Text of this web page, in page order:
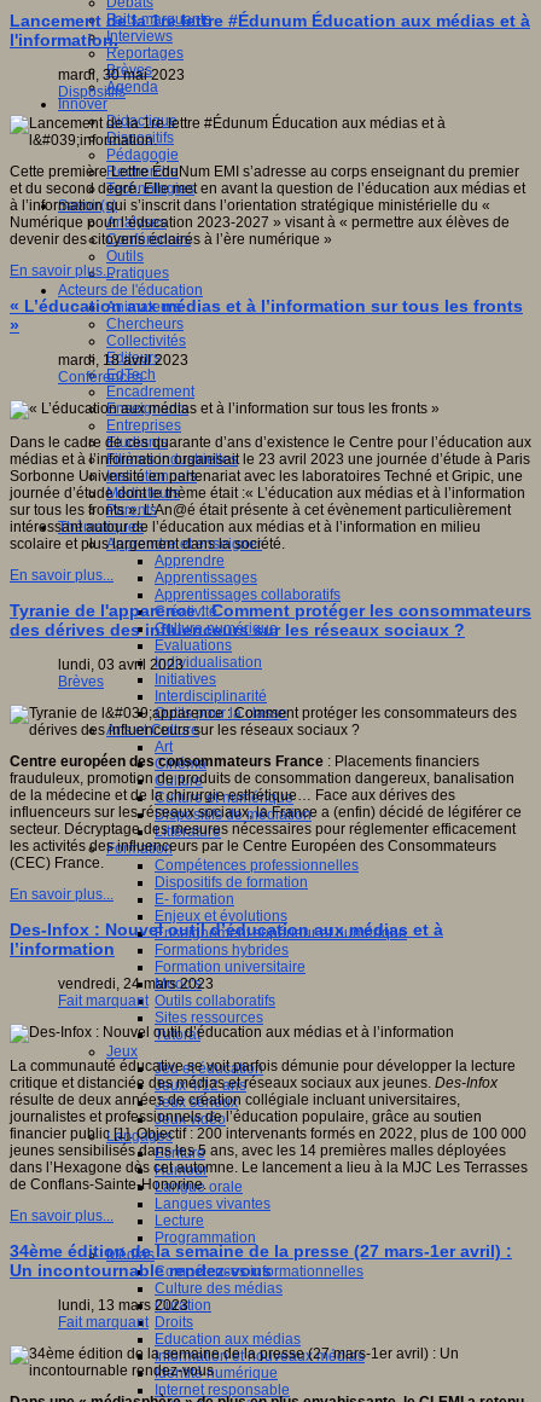
Faits marquants
Interviews
Reportages
Brèves
Agenda
Innover
Didactique
Dispositifs
Pédagogie
Recherche
Technologies
Savoir(s)
Analyses
Conférences
Outils
Pratiques
Acteurs de l'éducation
Animateurs
Chercheurs
Collectivités
Editeurs
EdTech
Encadrement
Enseignants
Entreprises
Etudiants
Filières industrielles
Institutionnels
Médiateurs
Parents
Thématiques
Apprendre et enseigner
Apprendre
Apprentissages
Apprentissages collaboratifs
Créativité
Culture numérique
Evaluations
Individualisation
Initiatives
Interdisciplinarité
Outils pour la classe
Arts et Culture
Art
Cinéma
Culture
Culture et numérique
Dispositifs de médiation
Littérature
Formation
Compétences professionnelles
Dispositifs de formation
E- formation
Enjeux et évolutions
Enseignement supérieur et numérique
Formations hybrides
Formation universitaire
Mooc’s
Outils collaboratifs
Sites ressources
Tutorat
Jeux
Jeu et éducation
Jeux 4/12 ans
Jeux sérieux
Jeux vidéo
Langages
Ecriture
Humour
Langue orale
Langues vivantes
Lecture
Programmation
Médias
Compétences informationnelles
Culture des médias
Curation
Droits
Education aux médias
Information et nouveaux médias
Identité numérique
Internet responsable
Lancement de la 1re lettre #Édunum Éducation aux médias et à
l'information.
mardi, 30 mai 2023
Dispositifs
Cette première Lettre ÉduNum EMI s’adresse au corps enseignant du premier
et du second degré. Elle met en avant la question de l’éducation aux médias et
à l’information qui s’inscrit dans l’orientation stratégique ministérielle du «
Numérique pour l’éducation 2023-2027 » visant à « permettre aux élèves de
devenir des citoyens éclairés à l’ère numérique »
En savoir plus...
« L’éducation aux médias et à l’information sur tous les fronts
»
mardi, 18 avril 2023
Conférences
Dans le cadre de ces quarante d’ans d’existence le Centre pour l’éducation aux
médias et à l’information organisait le 23 avril 2023 une journée d’étude à Paris
Sorbonne Université en partenariat avec les laboratoires Techné et Gripic, une
journée d’étude dont le thème était :« L’éducation aux médias et à l’information
sur tous les fronts ». L’An@é était présente à cet évènement particulièrement
intéressant autour de l’éducation aux médias et à l’information en milieu
scolaire et plus largement dans la société.
En savoir plus...
Tyranie de l'apparence : Comment protéger les consommateurs
des dérives des influenceurs sur les réseaux sociaux ?
lundi, 03 avril 2023
Brèves
Centre européen des consommateurs France : Placements financiers
frauduleux, promotion de produits de consommation dangereux, banalisation
de la médecine et de la chirurgie esthétique… Face aux dérives des
influenceurs sur les réseaux sociaux, la France a (enfin) décidé de légiférer ce
secteur. Décryptage des mesures nécessaires pour réglementer efficacement
les activités des influenceurs par le Centre Européen des Consommateurs
(CEC) France.
En savoir plus...
Des-Infox : Nouvel outil d’éducation aux médias et à
l’information
vendredi, 24 mars 2023
Fait marquant
La communauté éducative se voit parfois démunie pour développer la lecture
critique et distanciée des médias et réseaux sociaux aux jeunes. Des-Infox
résulte de deux années de création collégiale incluant universitaires,
journalistes et professionnels de l’éducation populaire, grâce au soutien
financier public [1]. Objectif : 200 intervenants formés en 2022, plus de 100 000
jeunes sensibilisés dans les 5 ans, avec les 14 premières malles déployées
dans l’Hexagone dès cet automne. Le lancement a lieu à la MJC Les Terrasses
de Conflans-Sainte-Honorine.
En savoir plus...
34ème édition de la semaine de la presse (27 mars-1er avril) :
Un incontournable rendez-vous
lundi, 13 mars 2023
Fait marquant